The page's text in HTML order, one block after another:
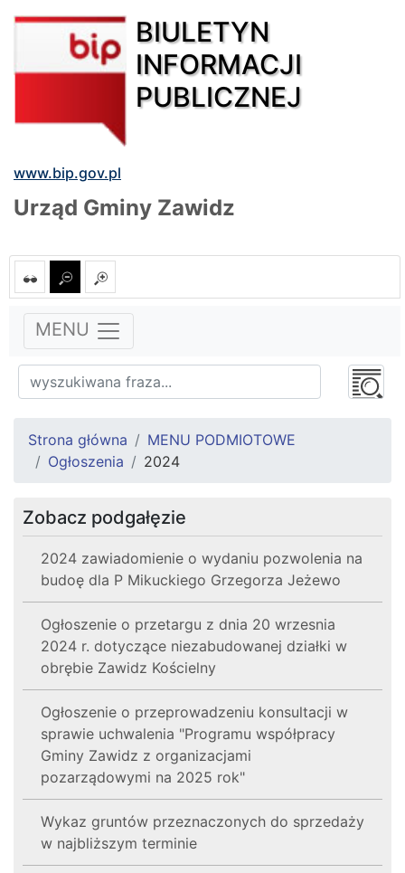
BIULETYN
INFORMACJI
PUBLICZNEJ
www.bip.gov.pl
Urząd Gminy Zawidz
MENU
Strona główna
MENU PODMIOTOWE
Ogłoszenia
2024
Zobacz podgałęzie
2024 zawiadomienie o wydaniu pozwolenia na
budoę dla P Mikuckiego Grzegorza Jeżewo
Ogłoszenie o przetargu z dnia 20 wrzesnia
2024 r. dotyczące niezabudowanej działki w
obrębie Zawidz Kościelny
Ogłoszenie o przeprowadzeniu konsultacji w
sprawie uchwalenia "Programu współpracy
Gminy Zawidz z organizacjami
pozarządowymi na 2025 rok"
Wykaz gruntów przeznaczonych do sprzedaży
w najbliższym terminie